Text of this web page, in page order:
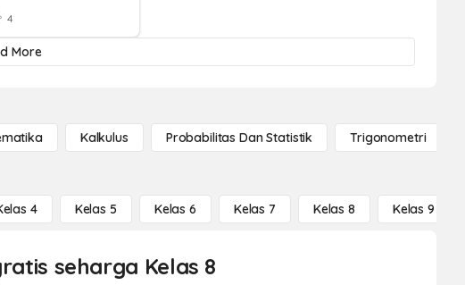
4
More
Kalkulus Probabilitas Dan Statistik Trigonometri
4 Kelas 5 Kelas 6 Kelas 7 Kelas 8 Kelas 9
seharga Kelas 8